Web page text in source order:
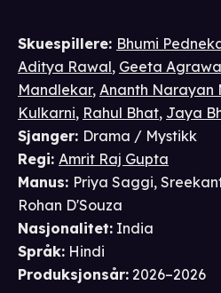
Skuespillere: Bhumi
Aditya Rawal, Geeta
Mandlekar, Ananth Narayan
Kulkarni, Rahul Bhat, Jaya
Sjanger: Drama / Mystikk
Regi: Amrit Raj Gupta
Manus: Priya Saggi,
Rohan D'Souza
Nasjonalitet: India
Språk: Hindi
Produksjonsår: 2026–2026